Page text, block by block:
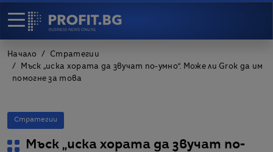
Начало
Стратегии
Мъск „иска хората да звучат по-умно“. Mоже ли Grok да им
помогне за това
Стратегии
Мъск „иска хората да звучат по-